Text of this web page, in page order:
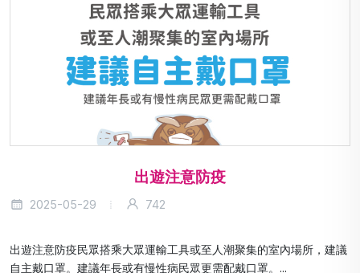
出遊注意防疫
2025-05-29 742
出遊注意防疫民眾搭乘大眾運輸工具或至人潮聚集的室內場所，建議
自主戴口罩。建議年長或有慢性病民眾更需配戴口罩。...